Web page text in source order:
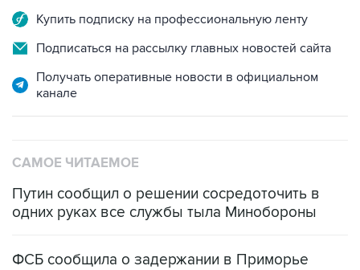
Купить подписку на профессиональную ленту
Подписаться на рассылку главных новостей сайта
Получать оперативные новости в официальном
канале
САМОЕ ЧИТАЕМОЕ
Путин сообщил о решении сосредоточить в
одних руках все службы тыла Минобороны
ФСБ сообщила о задержании в Приморье